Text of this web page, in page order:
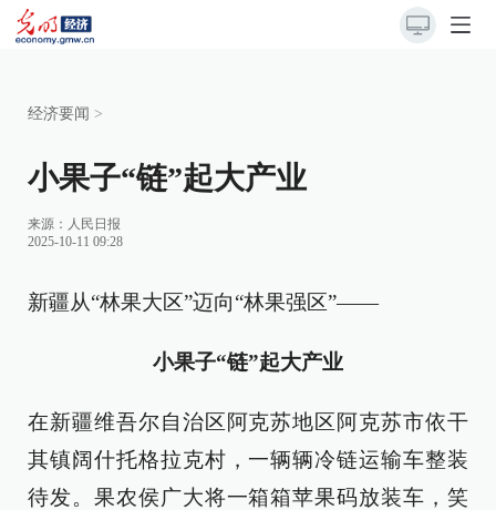
经济要闻 >
小果子“链”起大产业
来源： 人民日报
2025-10-11 09:28
新疆从“林果大区”迈向“林果强区”——
小果子“链”起大产业
在新疆维吾尔自治区阿克苏地区阿克苏市依干
其镇阔什托格拉克村，一辆辆冷链运输车整装
待发。果农侯广大将一箱箱苹果码放装车，笑